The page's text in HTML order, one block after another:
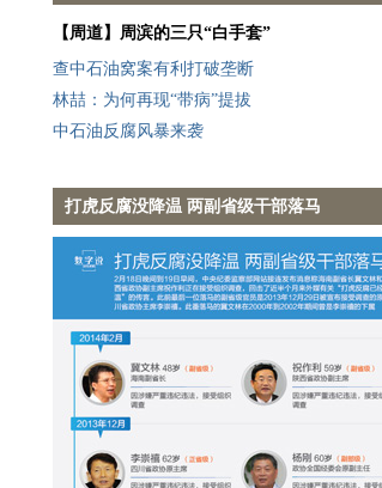
【周道】周滨的三只“白手套”
查中石油窝案有利打破垄断
林喆：为何再现“带病”提拔
中石油反腐风暴来袭
打虎反腐没降温 两副省级干部落马